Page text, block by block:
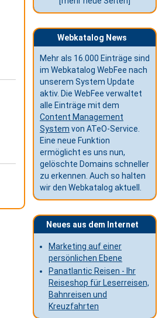
Webkatalog News
Mehr als 16.000 Einträge sind
im Webkatalog WebFee nach
unserem System Update
aktiv. Die WebFee verwaltet
alle Einträge mit dem
Content Management
System von ATeO-Service.
Eine neue Funktion
ermöglicht es uns nun,
gelöschte Domains schneller
zu erkennen. Auch so halten
wir den Webkatalog aktuell.
Neues aus dem Internet
Marketing auf einer
persönlichen Ebene
Panatlantic Reisen - Ihr
Reiseshop für Leserreisen,
Bahnreisen und
Kreuzfahrten